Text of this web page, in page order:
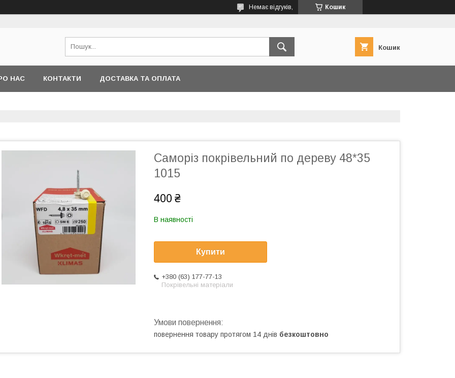
Кошик
Немає відгуків,
Кошик
НАС КОНТАКТИ ДОСТАВКА ТА ОПЛАТА
Саморіз покрівельний по дереву 48*35
1015
400 ₴
В наявності
Купити
+380 (63) 177-77-13
Покрівельні матеріали
повернення товару протягом 14 днів безкоштовно